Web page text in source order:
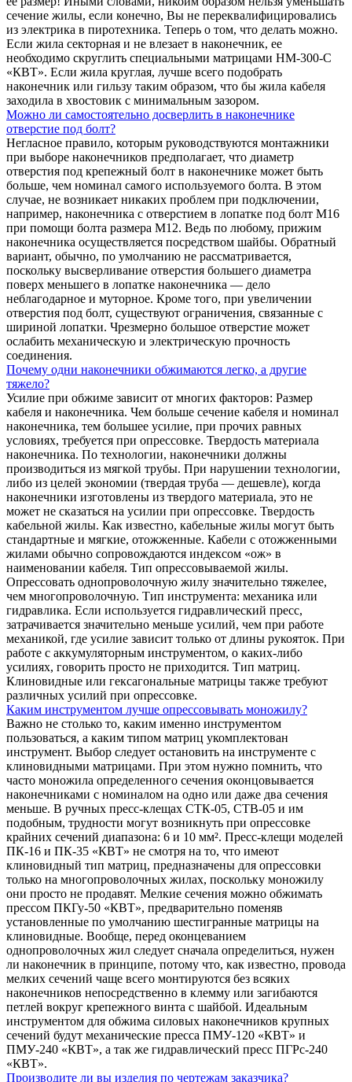
сечение жилы, если конечно, Вы не переквалифицировались
из электрика в пиротехника. Теперь о том, что делать можно.
Если жила секторная и не влезает в наконечник, ее
необходимо скруглить специальными матрицами НМ-300-С
«КВТ». Если жила круглая, лучше всего подобрать
наконечник или гильзу таким образом, что бы жила кабеля
заходила в хвостовик с минимальным зазором.
Можно ли самостоятельно досверлить в наконечнике
отверстие под болт?
Негласное правило, которым руководствуются монтажники
при выборе наконечников предполагает, что диаметр
отверстия под крепежный болт в наконечнике может быть
больше, чем номинал самого используемого болта. В этом
случае, не возникает никаких проблем при подключении,
например, наконечника с отверстием в лопатке под болт М16
при помощи болта размера М12. Ведь по любому, прижим
наконечника осуществляется посредством шайбы. Обратный
вариант, обычно, по умолчанию не рассматривается,
поскольку высверливание отверстия большего диаметра
поверх меньшего в лопатке наконечника — дело
неблагодарное и муторное. Кроме того, при увеличении
отверстия под болт, существуют ограничения, связанные с
шириной лопатки. Чрезмерно большое отверстие может
ослабить механическую и электрическую прочность
соединения.
Почему одни наконечники обжимаются легко, а другие
тяжело?
Усилие при обжиме зависит от многих факторов: Размер
кабеля и наконечника. Чем больше сечение кабеля и номинал
наконечника, тем большее усилие, при прочих равных
условиях, требуется при опрессовке. Твердость материала
наконечника. По технологии, наконечники должны
производиться из мягкой трубы. При нарушении технологии,
либо из целей экономии (твердая труба — дешевле), когда
наконечники изготовлены из твердого материала, это не
может не сказаться на усилии при опрессовке. Твердость
кабельной жилы. Как известно, кабельные жилы могут быть
стандартные и мягкие, отожженные. Кабели с отожженными
жилами обычно сопровождаются индексом «ож» в
наименовании кабеля. Тип опрессовываемой жилы.
Опрессовать однопроволочную жилу значительно тяжелее,
чем многопроволочную. Тип инструмента: механика или
гидравлика. Если используется гидравлический пресс,
затрачивается значительно меньше усилий, чем при работе
механикой, где усилие зависит только от длины рукояток. При
работе с аккумуляторным инструментом, о каких-либо
усилиях, говорить просто не приходится. Тип матриц.
Клиновидные или гексагональные матрицы также требуют
различных усилий при опрессовке.
Каким инструментом лучше опрессовывать моножилу?
Важно не столько то, каким именно инструментом
пользоваться, а каким типом матриц укомплектован
инструмент. Выбор следует остановить на инструменте с
клиновидными матрицами. При этом нужно помнить, что
часто моножила определенного сечения оконцовывается
наконечниками с номиналом на одно или даже два сечения
меньше. В ручных пресс-клещах СТК-05, СТВ-05 и им
подобным, трудности могут возникнуть при опрессовке
крайних сечений диапазона: 6 и 10 мм². Пресс-клещи моделей
ПК-16 и ПК-35 «КВТ» не смотря на то, что имеют
клиновидный тип матриц, предназначены для опрессовки
только на многопроволочных жилах, поскольку моножилу
они просто не продавят. Мелкие сечения можно обжимать
прессом ПКГу-50 «КВТ», предварительно поменяв
установленные по умолчанию шестигранные матрицы на
клиновидные. Вообще, перед оконцеванием
однопроволочных жил следует сначала определиться, нужен
ли наконечник в принципе, потому что, как известно, провода
мелких сечений чаще всего монтируются без всяких
наконечников непосредственно в клемму или загибаются
петлей вокруг крепежного винта с шайбой. Идеальным
инструментом для обжима силовых наконечников крупных
сечений будут механические пресса ПМУ-120 «КВТ» и
ПМУ-240 «КВТ», а так же гидравлический пресс ПГРс-240
«КВТ».
Производите ли вы изделия по чертежам заказчика?